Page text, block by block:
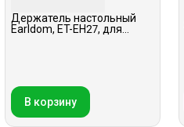
Держатель настольный
Earldom, ET-EH27, для
В корзину